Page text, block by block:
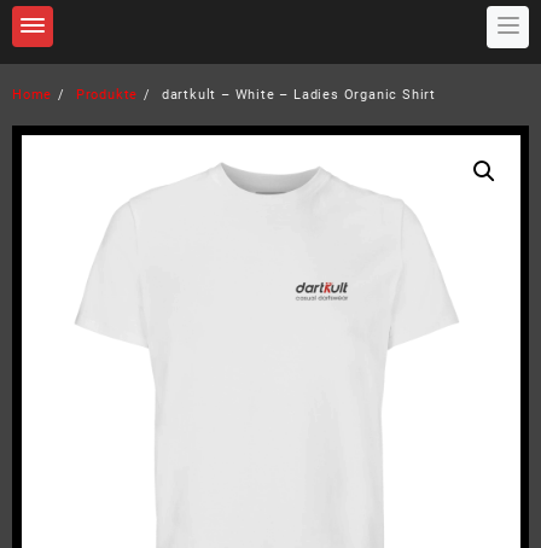
Home Produkte dartkult – White – Ladies Organic Shirt